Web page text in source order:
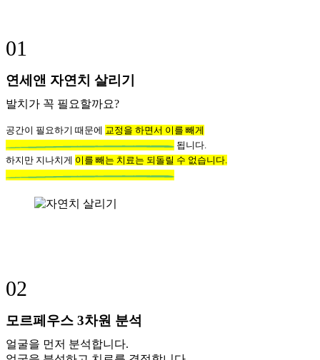
01
연세앤 자연치 살리기
발치가 꼭 필요할까요?
공간이 필요하기 때문에 교정을 하면서 이를 빼게
됩니다.
하지만 지나치게 이를 빼는 치료는 되돌릴 수 없습니다.
02
모르페우스 3차원 분석
얼굴을 먼저 분석합니다.